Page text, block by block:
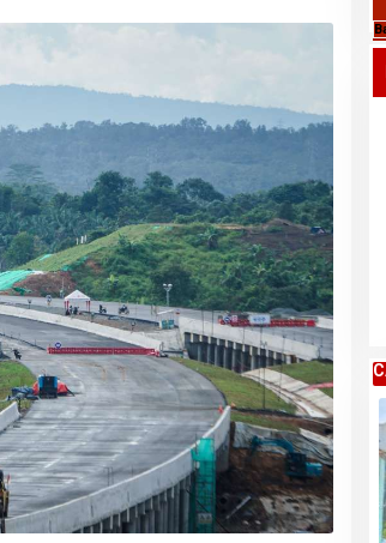
Daftar Harga Komoditas Pertanian
Kabupaten Karo, Sabtu 08 Agustus
2026